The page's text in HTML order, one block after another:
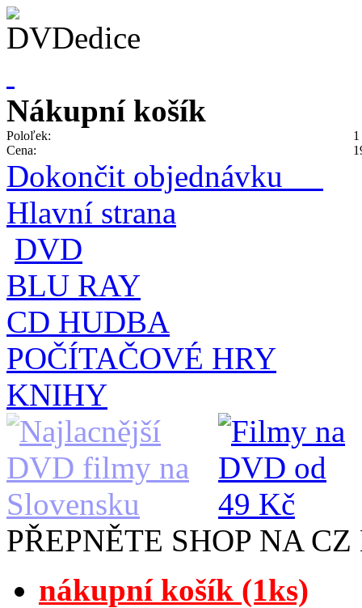
Nákupní košík
Poloľek:
1
Cena:
Dokončit objednávku
Hlavní strana
DVD
BLU RAY
CD HUDBA
POČÍTAČOVÉ HRY
KNIHY
PŘEPNĚTE SHOP NA
nákupní košík (1ks)